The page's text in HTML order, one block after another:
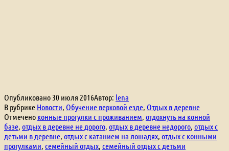
Опубликовано 30 июля 2016Автор: lena
В рубрике Новости, Обучение верховой езде, Отдых в деревне
Отмечено конные прогулки с проживанием, отдохнуть на конной
базе, отдых в деревне не дорого, отдых в деревне недорого, отдых с
детьми в деревне, отдых с катанием на лошадях, отдых с конными
прогулками, семейный отдых, семейный отдых с детьми